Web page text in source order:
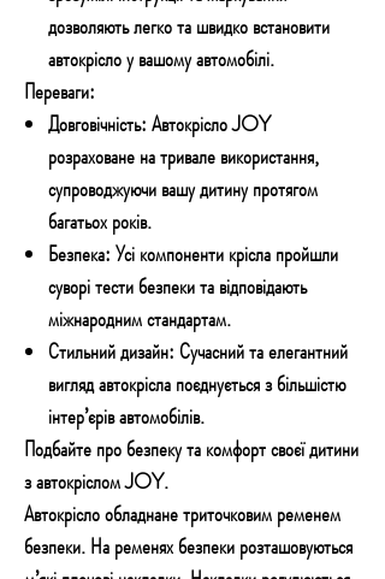
дозволяють легко та швидко встановити
автокрісло у вашому автомобілі.
Переваги:
Довговічність:Автокрісло JOY
розраховане на тривале використання,
супроводжуючи вашу дитину протягом
багатьох років.
Безпека:Усі компоненти крісла пройшли
суворі тести безпеки та відповідають
міжнародним стандартам.
Стильний дизайн: Сучасний та елегантний
вигляд автокрісла поєднується з більшістю
інтер’єрів автомобілів.
Подбайте про безпеку та комфорт своєї дитини
з автокріслом JOY.
Автокрісло обладнане триточковим ременем
безпеки. На ременях безпеки розташовуються